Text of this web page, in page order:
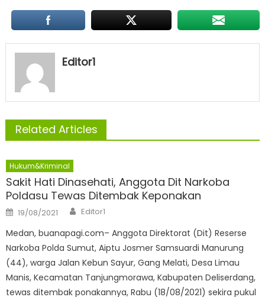
Editor1
Related Articles
Hukum&Kriminal
Sakit Hati Dinasehati, Anggota Dit Narkoba
Poldasu Tewas Ditembak Keponakan
Posted
on
19/08/2021 Author
Editor1
Medan, buanapagi.com– Anggota Direktorat (Dit) Reserse
Narkoba Polda Sumut, Aiptu Josmer Samsuardi Manurung
(44), warga Jalan Kebun Sayur, Gang Melati, Desa Limau
Manis, Kecamatan Tanjungmorawa, Kabupaten Deliserdang,
tewas ditembak ponakannya, Rabu (18/08/2021) sekira pukul